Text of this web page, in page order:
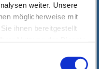
weiter. Unsere
möglicherweise mit
ihnen bereitgestellt